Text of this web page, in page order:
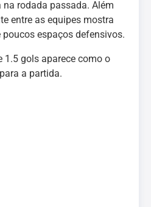
rodada passada. Além
entre as equipes mostra
espaços defensivos.
1.5 gols aparece como o
a partida.